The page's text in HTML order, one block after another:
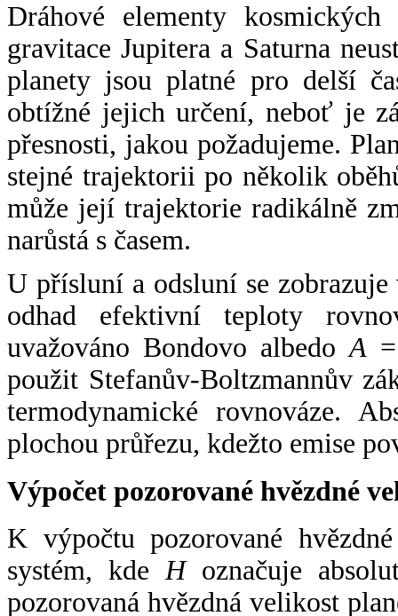
Dráhové elementy
gravitace Jupitera a Saturna
planety jsou platné pro delší
obtížné jejich určení, neboť je
přesnosti, jakou požadujeme.
stejné trajektorii po několik
může její trajektorie radikálně
narůstá s časem.
U přísluní a odsluní se
odhad efektivní teploty
uvažováno Bondovo albedoA
použit Stefanův-Boltzmannův
termodynamické rovnováze.
plochou průřezu, kdežto emise
Výpočet pozorované hvězdné
K výpočtu pozorované
systém, kde Hoznačuje
pozorovaná hvězdná velikost